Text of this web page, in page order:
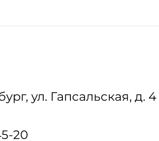
, ул. Гапсальская, д. 4
20